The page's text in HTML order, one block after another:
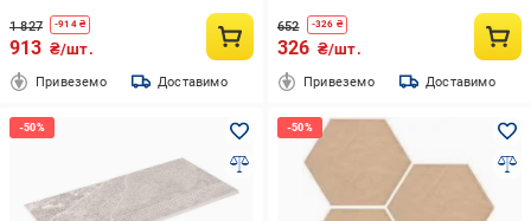
1 827 -914₴
913 ₴/шт.
Привеземо Доставимо
652 -326 ₴
326 ₴/шт.
Привеземо Доставимо